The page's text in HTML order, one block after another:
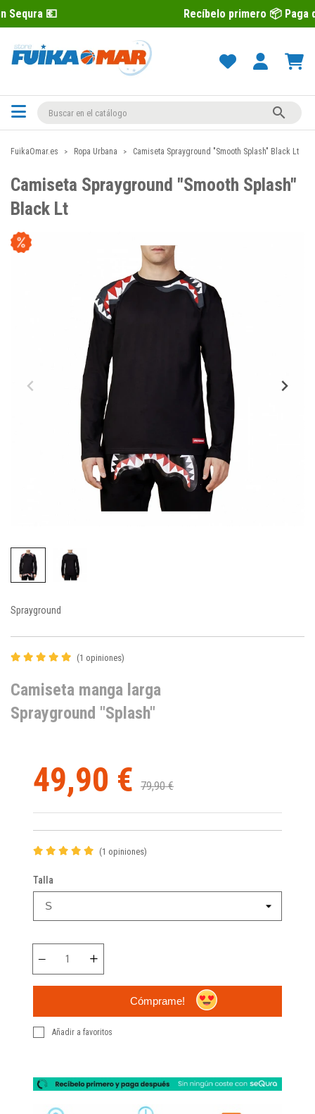
Recíbelo primero 📦 Paga después con

FuikaOmar.es Ropa Urbana Camiseta Sprayground "Smooth Splash" Black Lt
Camiseta Sprayground "Smooth Splash"
Black Lt
Sprayground
(1 opiniones)
Camiseta manga larga
Sprayground "Splash"
49,90 € 79,90 €
(1 opiniones)
Talla
Cómprame!
Añadir a favoritos